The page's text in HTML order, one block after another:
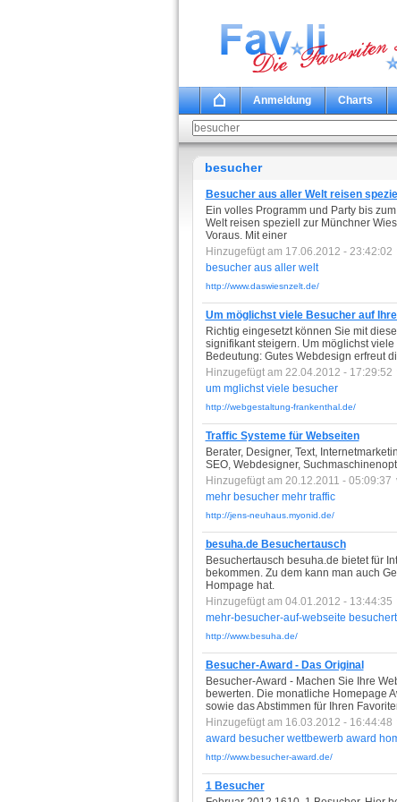
Anmeldung Charts
besucher
Besucher aus aller Welt reisen speziell
Ein volles Programm und Party bis
Welt reisen speziell zur Münchner
Voraus. Mit einer
Hinzugefügt am 17.06.2012 - 23:42:02
besucher aus aller welt
http://www.daswiesnzelt.de/
Um möglichst viele Besucher auf
Richtig eingesetzt können Sie mit
signifikant steigern. Um möglichst
Bedeutung: Gutes Webdesign erfreut
Hinzugefügt am 22.04.2012 - 17:29:52
um mglichst viele besucher
http://webgestaltung-frankenthal.de/
Traffic Systeme für Webseiten
Berater, Designer, Text,
SEO, Webdesigner,
Hinzugefügt am 20.12.2011 - 05:09:37
mehr besucher mehr traffic
http://jens-neuhaus.myonid.de/
besuha.de Besuchertausch
Besuchertausch besuha.de bietet für
bekommen. Zu dem kann man auch
Hompage hat.
Hinzugefügt am 04.01.2012 - 13:44:35
mehr-besucher-auf-webseite
http://www.besuha.de/
Besucher-Award - Das Original
Besucher-Award - Machen Sie Ihre
bewerten. Die monatliche Homepage
sowie das Abstimmen für Ihren
Hinzugefügt am 16.03.2012 - 16:44:48
award besucher wettbewerb award
http://www.besucher-award.de/
1 Besucher